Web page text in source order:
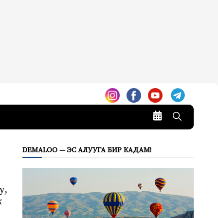
DEMALOO — ЭС АЛУУГА БИР КАДАМ!